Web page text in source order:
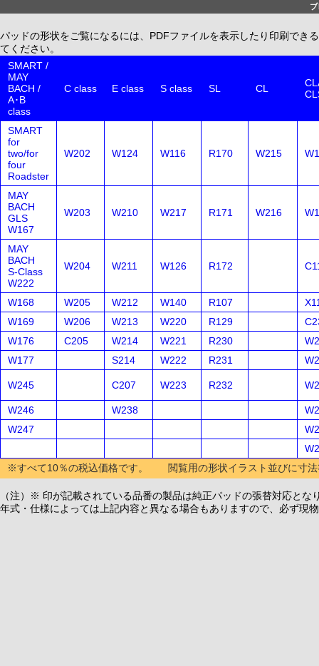
パッドの形状をご覧になるには、PDFファイルを表示したり印刷でき
てください。
SMART /
MAY
BACH /
A･B
class
C class E class S class SL CL
SMART
for
two/for
four
Roadster
W202 W124 W116 R170 W215
MAY
BACH
GLS
W167
W203 W210 W217 R171 W216
MAY
BACH
S-Class
W222
W204 W211 W126 R172
W168 W205 W212 W140 R107
W169
W206 W213 W220 R129
W176
C205 W214 W221 R230
W177
S214 W222 R231
W245 C207 W223 R232
W246 W238
W247
※すべて10％の税込価格です。 閲覧用の形状イラスト並びに寸法
（注）※ 印が記載されている品番の製品は純正パッドの張替対応とな
年式・仕様によっては上記内容と異なる場合もありますので、必ず現